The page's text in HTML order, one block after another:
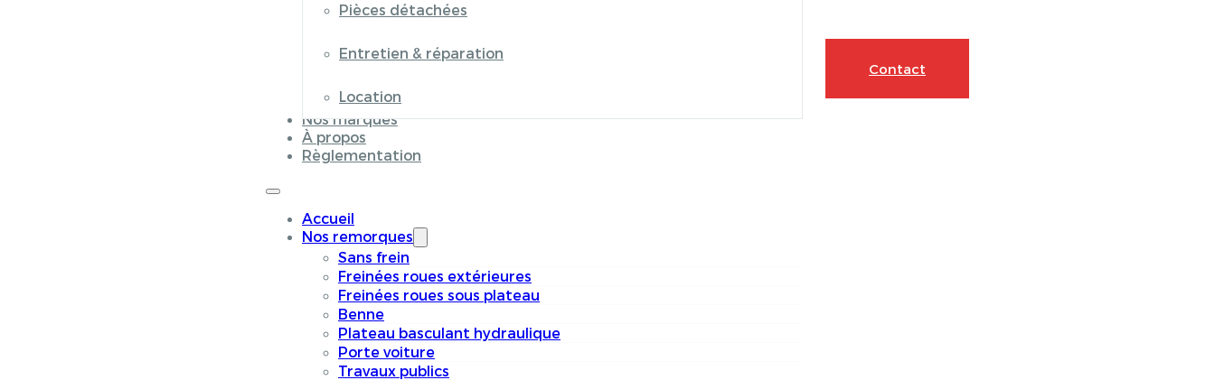
Pièces détachées
Entretien & réparation
Location
Nos marques
À propos
Règlementation
Accueil
Nos remorques
Sans frein
Freinées roues extérieures
Freinées roues sous plateau
Benne
Plateau basculant hydraulique
Porte voiture
Travaux publics
Contact